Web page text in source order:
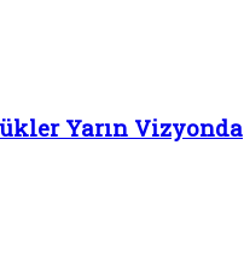
Yarın Vizyonda